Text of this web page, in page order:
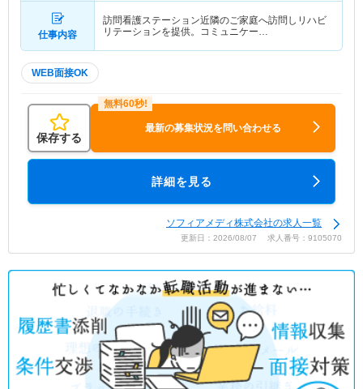
仕事内容
訪問看護ステーション近隣のご家庭へ訪問しリハビ
リテーションを提供。コミュニケー…
WEB面接OK
保存する
最新の募集状況を問い合わせる
詳細を見る
ソフィアメディ株式会社の求人一覧
更新日：2026/08/07 求人番号：9105070